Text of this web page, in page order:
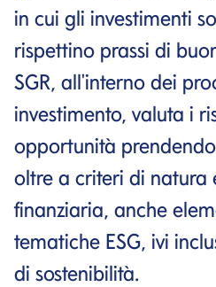
in cui gli investimenti
rispettino prassi di
SGR, all'interno dei
investimento, valuta i
opportunità
oltre a criteri di natura
finanziaria, anche
tematiche ESG, ivi
di sostenibilità.